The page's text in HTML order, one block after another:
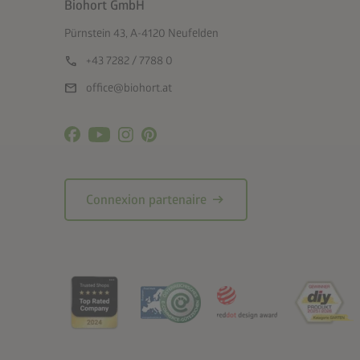
Biohort GmbH
Pürnstein 43, A-4120 Neufelden
call +43 7282 / 7788 0
mail office@biohort.at
Connexion partenaire arrow_right_alt